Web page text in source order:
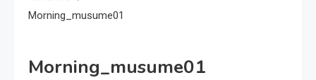
Morning_musume01
Morning_musume01